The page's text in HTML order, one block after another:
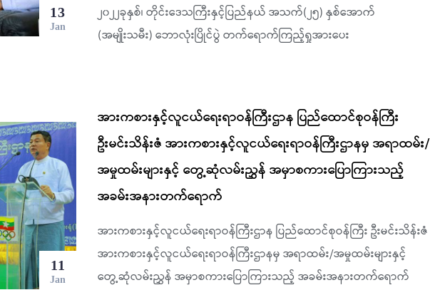
13
Jan
၂၀၂၂ခုနှစ်၊ တိုင်းဒေသကြီးနှင့်ပြည်နယ် အသက်(၂၅) နှစ်အောက်
(အမျိုးသမီး) ဘောလုံးပြိုင်ပွဲ တက်ရောက်ကြည့်ရှုအားပေး
11
Jan
အားကစားနှင့်လူငယ်ရေးရာဝန်ကြီးဌာန ပြည်ထောင်စုဝန်ကြီး
ဦးမင်းသိန်းဇံ အားကစားနှင့်လူငယ်ရေးရာဝန်ကြီးဌာနမှ အရာထမ်း/
အမှုထမ်းများနှင့် တွေ့ဆုံလမ်းညွှန် အမှာစကားပြောကြားသည့်
အခမ်းအနားတက်ရောက်
အားကစားနှင့်လူငယ်ရေးရာဝန်ကြီးဌာန ပြည်ထောင်စုဝန်ကြီး ဦးမင်းသိန်းဇံ
အားကစားနှင့်လူငယ်ရေးရာဝန်ကြီးဌာနမှ အရာထမ်း/အမှုထမ်းများနှင့်
တွေ့ဆုံလမ်းညွှန် အမှာစကားပြောကြားသည့် အခမ်းအနားတက်ရောက်